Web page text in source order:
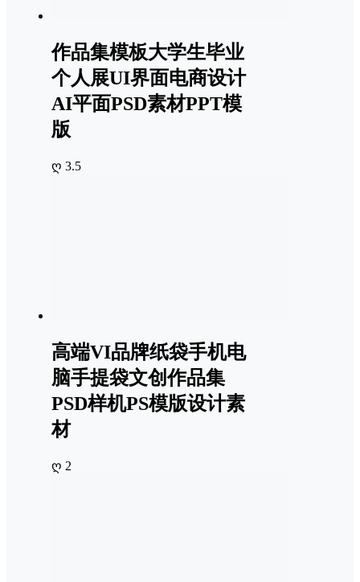
作品集模板大学生毕业
个人展UI界面电商设计
AI平面PSD素材PPT模
版
ღ 3.5
高端VI品牌纸袋手机电
脑手提袋文创作品集
PSD样机PS模版设计素
材
ღ 2